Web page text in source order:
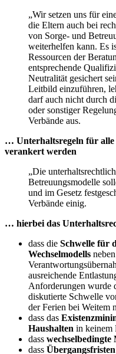
„Wir setzen uns für
die Eltern auch bei
von Sorge- und
weiterhelfen kann. Es
Ressourcen der
entsprechende
Neutralität gesichert
Leitbild einzuführen,
darf auch nicht durch
oder sonstiger
Verbände aus.
… Unterhaltsregeln für alle
verankert werden
„Die
Betreuungsmodelle
und im Gesetz
Verbände einig.
… hierbei das
dass die Schwelle für
Wechselmodells
ausreichende
Anforderungen wurde
diskutierte Schwelle
der Ferien bei Weitem
dass das
Haushalten in keinem
dass wechselbedingte
dass Übergangsfristen